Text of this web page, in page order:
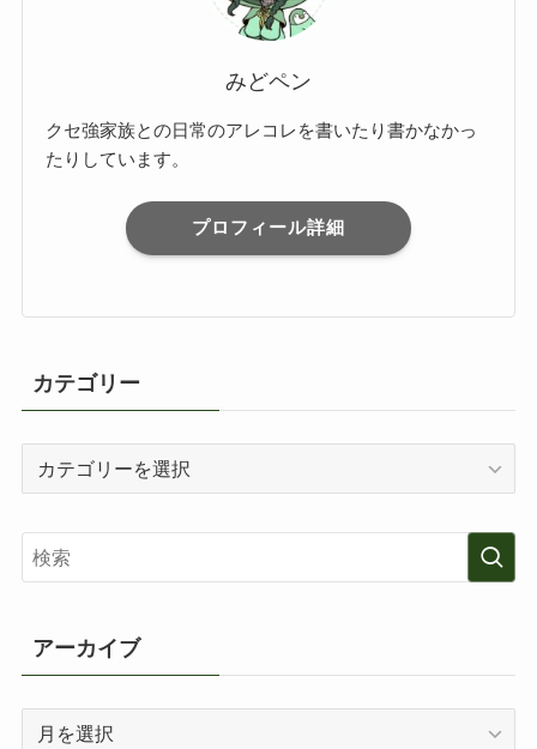
みどペン
クセ強家族との日常のアレコレを書いたり書かなかっ
たりしています。
プロフィール詳細
カテゴリー
リ
ー
アーカイブ